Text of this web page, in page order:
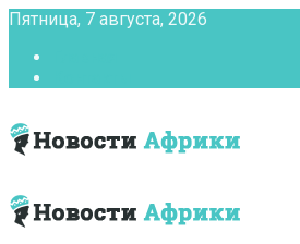
Пятница, 7 августа, 2026